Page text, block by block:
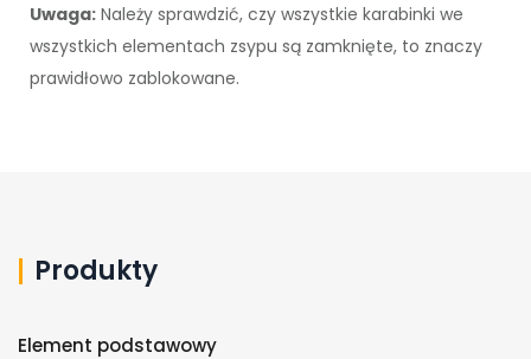
Uwaga: Należy sprawdzić, czy wszystkie karabinki we
wszystkich elementach zsypu są zamknięte, to znaczy
prawidłowo zablokowane.
Produkty
Element podstawowy